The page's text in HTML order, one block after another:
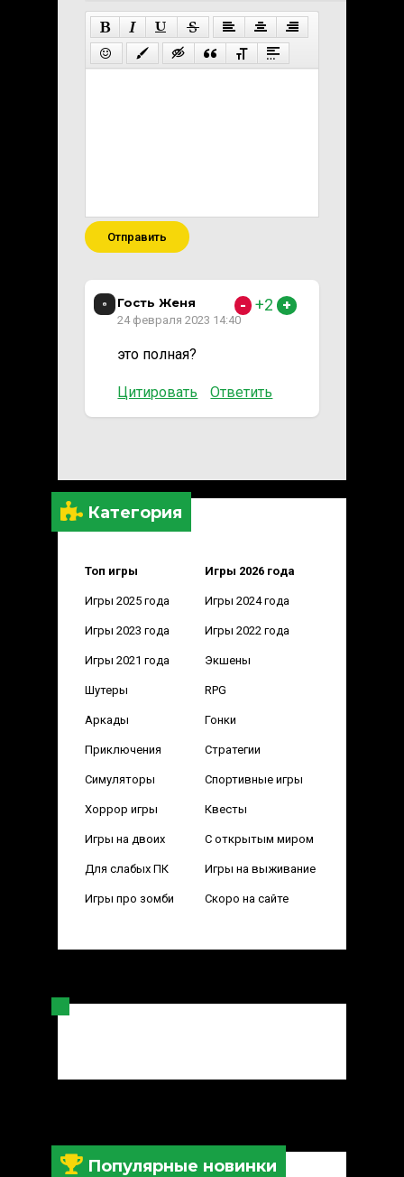
Категория
Топ игры Игры 2026 года
Игры 2025 года Игры 2024 года
Игры 2023 года Игры 2022 года
Игры 2021 года Экшены
Шутеры RPG
Аркады Гонки
Приключения Стратегии
Симуляторы Спортивные игры
Хоррор игры Квесты
Игры на двоих С открытым миром
Для слабых ПК Игры на выживание
Игры про зомби Скоро на сайте
Популярные новинки
Отправить
Гость Женя
24 февраля 2023 14:40
это полная?
Цитировать Ответить
- +2 +